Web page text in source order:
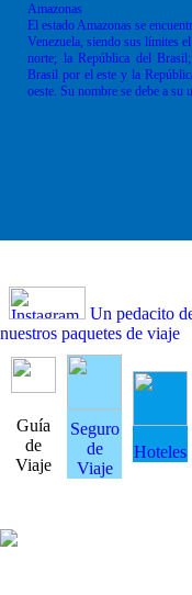
Amazonas
El estado Amazonas se
Venezuela, siendo sus límites
norte; la República del
Brasil por el este y la
oeste. Su nombre se debe a su
Un pedacito
nuestros paquetes de viaje
Guía
de
Viaje
Seguro
de
Viaje
Hoteles